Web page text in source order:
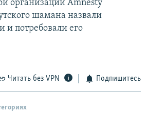
организации Amnesty
шамана назвали
и потребовали его
Читать без VPN Подпишитесь